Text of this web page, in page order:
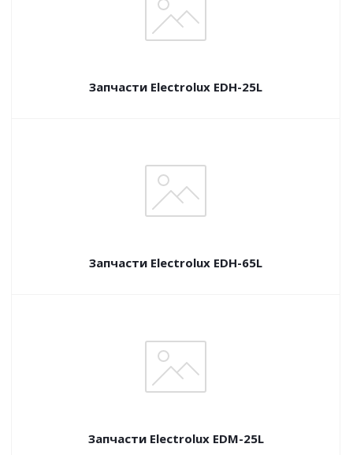
Запчасти Electrolux EDH-25L
Запчасти Electrolux EDH-65L
Запчасти Electrolux EDM-25L